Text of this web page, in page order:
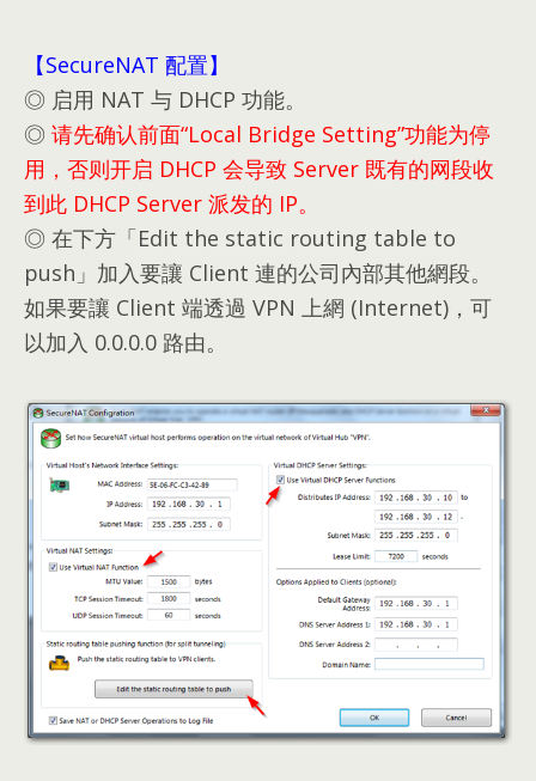
【SecureNAT 配置】
◎ 启用 NAT 与 DHCP 功能。
◎ 请先确认前面“Local Bridge Setting”功能为停
用，否则开启 DHCP 会导致 Server 既有的网段收
到此 DHCP Server 派发的 IP。
◎ 在下方「Edit the static routing table to
push」加入要讓 Client 連的公司內部其他網段。
如果要讓 Client 端透過 VPN 上網 (Internet)，可
以加入 0.0.0.0 路由。